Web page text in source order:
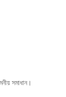
সমাধান।